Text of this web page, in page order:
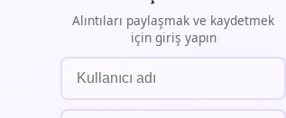
Alıntıları paylaşmak ve kaydetmek
için giriş yapın